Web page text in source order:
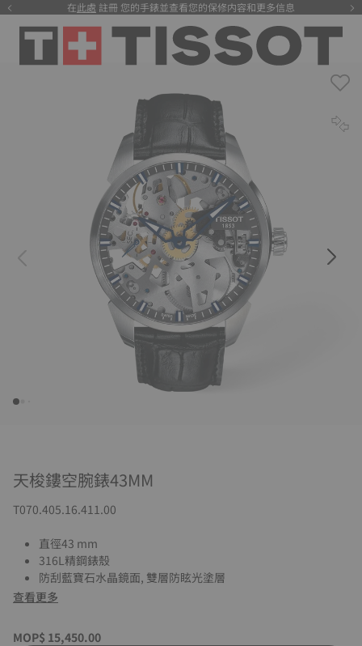
在此處 註冊 您的手錶並查看您的保修内容和更多信息
注册
天梭鏤空腕錶43MM
T070.405.16.411.00
直徑43 mm
316L精鋼錶殼
防刮藍寶石水晶鏡面, 雙層防眩光塗層
查看更多
MOP$ 15,450.00